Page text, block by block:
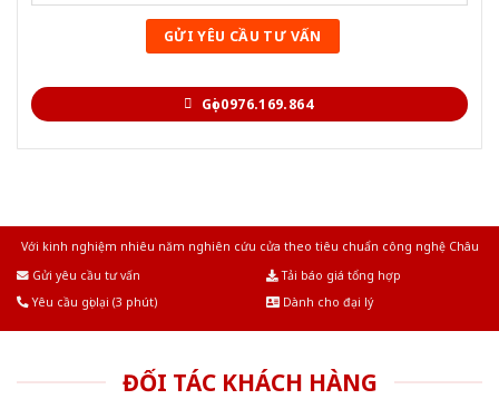
Gọi 0976.169.864
Với kinh nghiệm nhiêu năm nghiên cứu cửa theo tiêu chuẩn công nghệ Châu
Gửi yêu cầu tư vấn
Tải báo giá tổng hợp
Yêu cầu gọi lại (3 phút)
Dành cho đại lý
ĐỐI TÁC KHÁCH HÀNG